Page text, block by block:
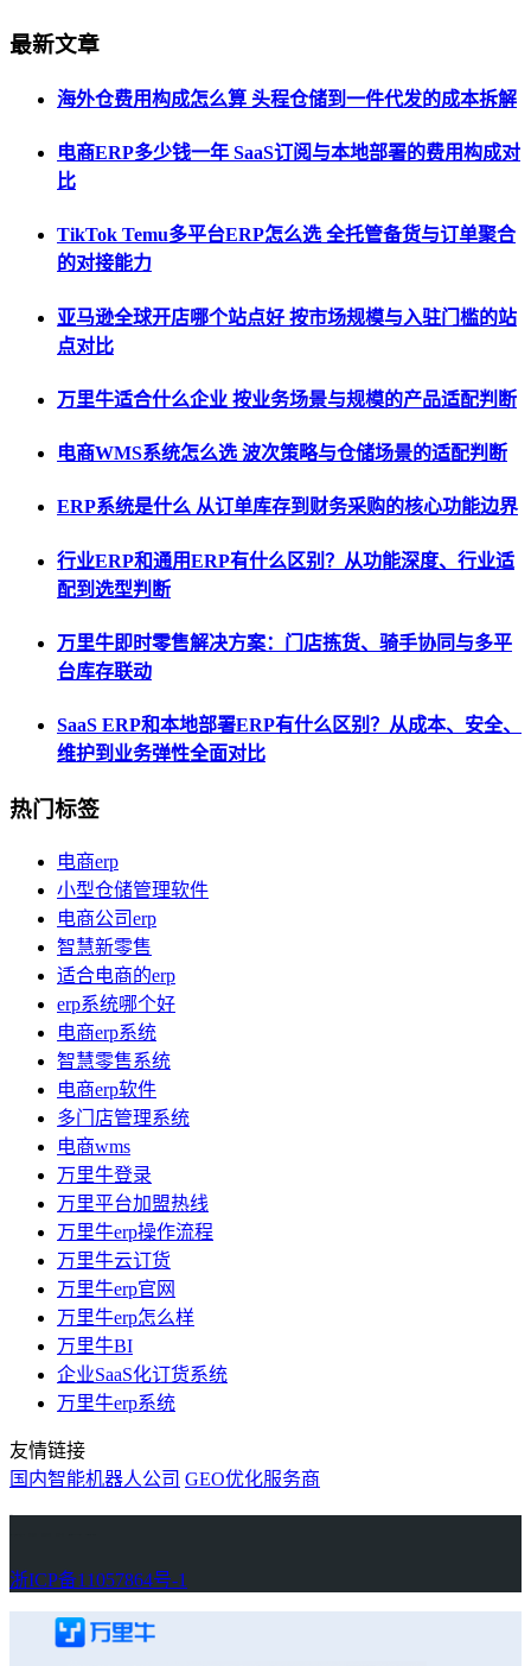
最新文章
海外仓费用构成怎么算 头程仓储到一件代发的成本拆解
电商ERP多少钱一年 SaaS订阅与本地部署的费用构成对
比
TikTok Temu多平台ERP怎么选 全托管备货与订单聚合
的对接能力
亚马逊全球开店哪个站点好 按市场规模与入驻门槛的站
点对比
万里牛适合什么企业 按业务场景与规模的产品适配判断
电商WMS系统怎么选 波次策略与仓储场景的适配判断
ERP系统是什么 从订单库存到财务采购的核心功能边界
行业ERP和通用ERP有什么区别？从功能深度、行业适
配到选型判断
万里牛即时零售解决方案：门店拣货、骑手协同与多平
台库存联动
SaaS ERP和本地部署ERP有什么区别？从成本、安全、
维护到业务弹性全面对比
热门标签
电商erp
小型仓储管理软件
电商公司erp
智慧新零售
适合电商的erp
erp系统哪个好
电商erp系统
智慧零售系统
电商erp软件
多门店管理系统
电商wms
万里牛登录
万里平台加盟热线
万里牛erp操作流程
万里牛云订货
万里牛erp官网
万里牛erp怎么样
万里牛BI
企业SaaS化订货系统
万里牛erp系统
友情链接
国内智能机器人公司 GEO优化服务商
浙ICP备11057864号-1